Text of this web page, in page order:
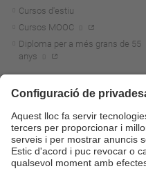
Cursos d'estiu
Cursos MOOC
Diploma per a més grans de 55
anys
Actualitat R+D+I
La recerca a la UPC
La transferència, l'emprenedoria i
la innovació a la UPC
Foment i suport a la recerca